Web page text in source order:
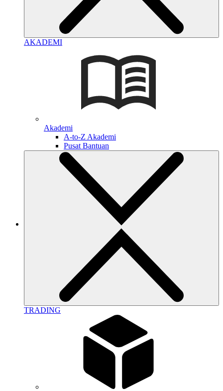
AKADEMI
Akademi
A-to-Z Akademi
Pusat Bantuan
TRADING